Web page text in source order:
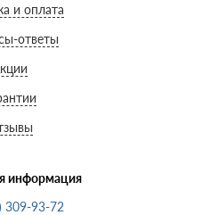
и оплата
ответы
информация
309-93-72